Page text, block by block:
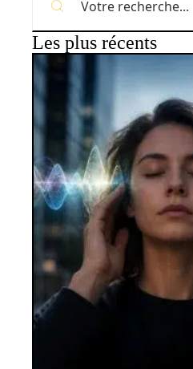
Les plus récents